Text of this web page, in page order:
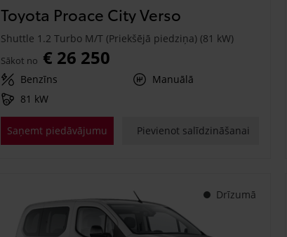
Toyota Proace City Verso
Shuttle 1.2 Turbo M/T (Priekšējā piedziņa) (81 kW)
Sākot no € 26 250
Benzīns
Manuālā
81 kW
Saņemt piedāvājumu Pievienot salīdzināšanai
Drīzumā